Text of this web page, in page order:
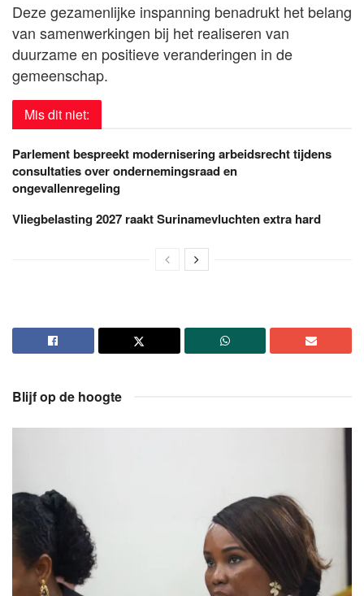
Deze gezamenlijke inspanning benadrukt het belang
van samenwerkingen bij het realiseren van
duurzame en positieve veranderingen in de
gemeenschap.
Mis dit niet:
Parlement bespreekt modernisering arbeidsrecht tijdens
consultaties over ondernemingsraad en
ongevallenregeling
Vliegbelasting 2027 raakt Surinamevluchten extra hard
Blijf op de hoogte